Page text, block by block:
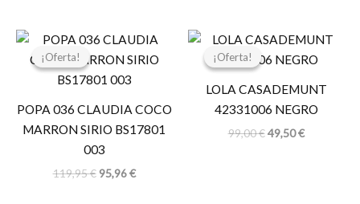
¡Oferta!
¡Oferta!
POPA 036 CLAUDIA COCO
MARRON SIRIO BS17801
003
119,95€
El
original
era:
95,96€
El
actual
¡Oferta!
¡Oferta!
LOLA CASADEMUNT
42331006 NEGRO
99,00€
El
original
99,00 €.
49,50€
El
actual
49,50 €.